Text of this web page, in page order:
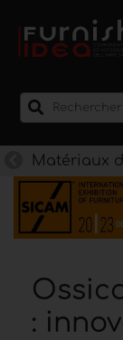
Matériaux
: